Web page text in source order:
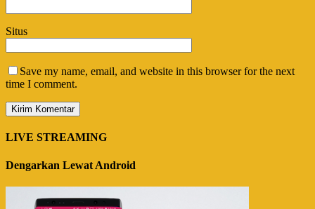
Situs
Save my name, email, and website in this browser for the next
time I comment.
LIVE STREAMING
Dengarkan Lewat Android